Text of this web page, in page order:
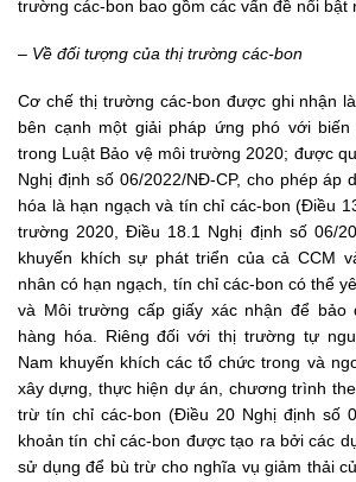
trường các-bon bao gồm các vấn đề nổi bật
– Về đối tượng của thị trường các-bon
Cơ chế thị trường các-bon được ghi nhận
bên cạnh một giải pháp ứng phó với
trong Luật Bảo vệ môi trường 2020; được
Nghị định số 06/2022/NĐ-CP, cho phép áp
hóa là hạn ngạch và tín chỉ các-bon (Điều
trường 2020, Điều 18.1 Nghị định số 06/
khuyến khích sự phát triển của cả CCM
nhân có hạn ngạch, tín chỉ các-bon có thể
và Môi trường cấp giấy xác nhận để bảo
hàng hóa. Riêng đối với thị trường tự
Nam khuyến khích các tổ chức trong và
xây dựng, thực hiện dự án, chương trình
trừ tín chỉ các-bon (Điều 20 Nghị định số
khoản tín chỉ các-bon được tạo ra bởi các
sử dụng để bù trừ cho nghĩa vụ giảm thải